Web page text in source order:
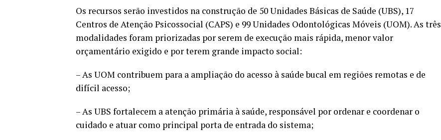
Os recursos serão investidos na construção de 50 Unidades Básicas de Saúde (UBS), 17
Centros de Atenção Psicossocial (CAPS) e 99 Unidades Odontológicas Móveis (UOM). As três
modalidades foram priorizadas por serem de execução mais rápida, menor valor
orçamentário exigido e por terem grande impacto social:
– As UOM contribuem para a ampliação do acesso à saúde bucal em regiões remotas e de
difícil acesso;
– As UBS fortalecem a atenção primária à saúde, responsável por ordenar e coordenar o
cuidado e atuar como principal porta de entrada do sistema;